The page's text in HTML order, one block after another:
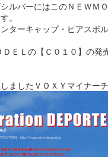
ルバーにはこのＮＥＷＭ
。
ターキャップ・ピアスボ
ＥＬの【Ｃ０１０】の発
ましたＶＯＸＹマイナー